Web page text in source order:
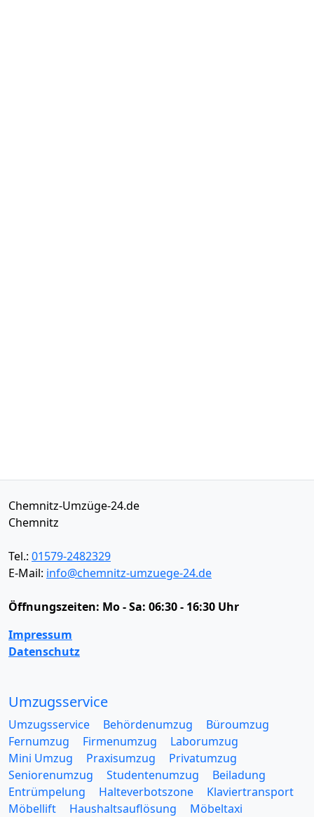
Chemnitz-Umzüge-24.de
Chemnitz
Tel.: 01579-2482329
E-Mail: info@chemnitz-umzuege-24.de
Öffnungszeiten: Mo - Sa: 06:30 - 16:30 Uhr
Impressum
Datenschutz
Umzugsservice
Umzugsservice Behördenumzug
Büroumzug
Fernumzug
Firmenumzug
Laborumzug
Mini Umzug
Praxisumzug
Privatumzug
Seniorenumzug
Studentenumzug
Beiladung
Entrümpelung
Halteverbotszone
Klaviertransport
Möbellift
Haushaltsauflösung
Möbeltaxi